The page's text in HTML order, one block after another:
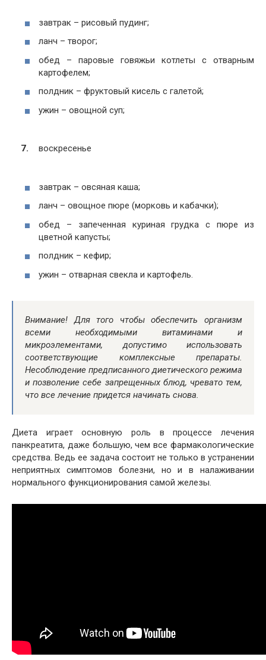
завтрак – рисовый пудинг;
ланч – творог;
обед – паровые говяжьи котлеты с отварным
картофелем;
полдник – фруктовый кисель с галетой;
ужин – овощной суп;
воскресенье
завтрак – овсяная каша;
ланч – овощное пюре (морковь и кабачки);
обед – запеченная куриная грудка с пюре из
цветной капусты;
полдник – кефир;
ужин – отварная свекла и картофель.
Внимание! Для того чтобы обеспечить организм
всеми необходимыми витаминами и
микроэлементами, допустимо использовать
соответствующие комплексные препараты.
Несоблюдение предписанного диетического режима
и позволение себе запрещенных блюд, чревато тем,
что все лечение придется начинать снова.
Диета играет основную роль в процессе лечения
панкреатита, даже большую, чем все фармакологические
средства. Ведь ее задача состоит не только в устранении
неприятных симптомов болезни, но и в налаживании
нормального функционирования самой железы.